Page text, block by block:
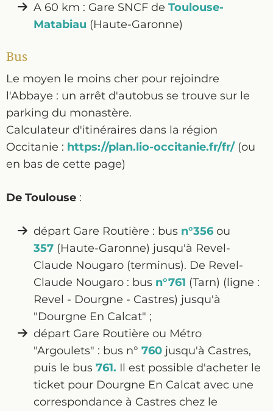
A 60 km : Gare SNCF de Toulouse-
Matabiau (Haute-Garonne)
Bus
Le moyen le moins cher pour rejoindre
l'Abbaye : un arrêt d'autobus se trouve sur le
parking du monastère.
Calculateur d'itinéraires dans la région
Occitanie : https://plan.lio-occitanie.fr/fr/(ou
en bas de cette page)
De Toulouse :
départ Gare Routière : bus n°356 ou
357 (Haute-Garonne) jusqu'à Revel-
Claude Nougaro (terminus). De Revel-
Claude Nougaro : bus n°761 (Tarn) (ligne :
Revel - Dourgne - Castres) jusqu'à
"Dourgne En Calcat" ;
départ Gare Routière ou Métro
"Argoulets" : bus n° 760 jusqu'à Castres,
puis le bus 761. Il est possible d'acheter le
ticket pour Dourgne En Calcat avec une
correspondance à Castres chez le